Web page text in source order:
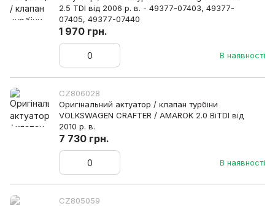
2.5 TDI від 2006 р. в. - 49377-07403, 49377-
07405, 49377-07440
В наявності
1 970 грн.
CZ806028
Оригінальний актуатор / клапан турбіни
VOLKSWAGEN CRAFTER / AMAROK 2.0 BiTDI від
2010 р. в.
В наявності
7 730 грн.
CZ805059